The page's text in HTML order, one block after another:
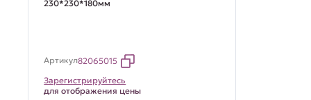
230*230*180мм
Артикул82065015
Зарегистрируйтесь
для отображения цены